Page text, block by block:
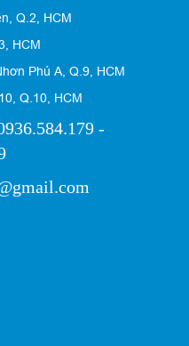
Q.2, HCM
HCM
Phú A, Q.9, HCM
Q.10, HCM
-